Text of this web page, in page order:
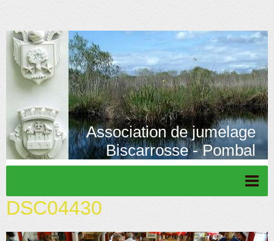
Association de jumelage
Biscarrosse - Pombal
Page d'accueil
Actu/News
DSC04430